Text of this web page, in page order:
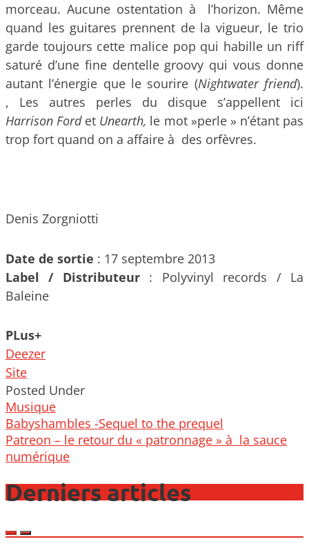
morceau. Aucune ostentation à l’horizon. Même
quand les guitares prennent de la vigueur, le trio
garde toujours cette malice pop qui habille un riff
saturé d’une fine dentelle groovy qui vous donne
autant l’énergie que le sourire (Nightwater friend).
, Les autres perles du disque s’appellent ici
Harrison Fordet Unearth, le mot »perle » n’étant pas
trop fort quand on a affaire à des orfèvres.
Denis Zorgniotti
Date de sortie : 17 septembre 2013
Label / Distributeur: Polyvinyl records / La
Baleine
PLus+
Deezer
Site
Posted Under
Musique
Post
navigation
Babyshambles -Sequel to the prequel
Patreon – le retour du « patronnage » à la sauce
numérique
Derniers articles